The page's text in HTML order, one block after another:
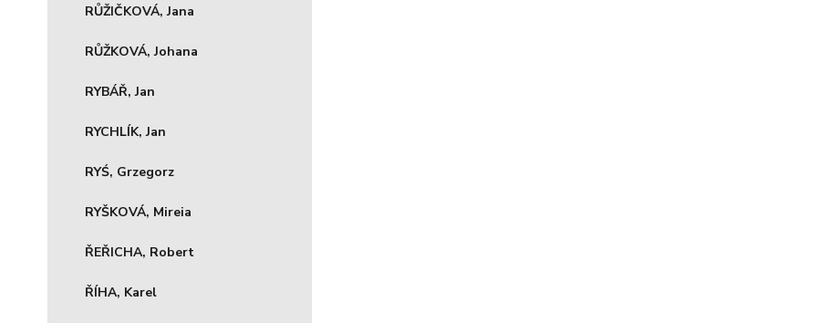
RŮŽIČKOVÁ, Jana
RŮŽKOVÁ, Johana
RYBÁŘ, Jan
RYCHLÍK, Jan
RYŚ, Grzegorz
RYŠKOVÁ, Mireia
ŘEŘICHA, Robert
ŘÍHA, Karel